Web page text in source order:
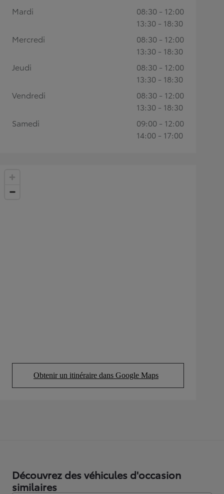
Obtenir un itinéraire dans Google Maps
(Opens in new tab)
Mardi
08:30 - 12:00
13:30 - 18:30
Mercredi
08:30 - 12:00
13:30 - 18:30
Jeudi
08:30 - 12:00
13:30 - 18:30
Vendredi
08:30 - 12:00
13:30 - 18:30
Samedi
09:00 - 12:00
14:00 - 17:00
Découvrez des véhicules d'occasion
similaires